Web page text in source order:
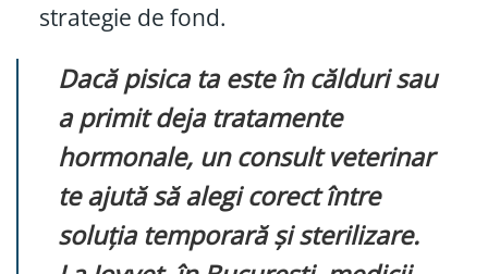
strategie de fond.
Dacă pisica ta este în călduri sau
a primit deja tratamente
hormonale, un consult veterinar
te ajută să alegi corect între
soluția temporară și sterilizare.